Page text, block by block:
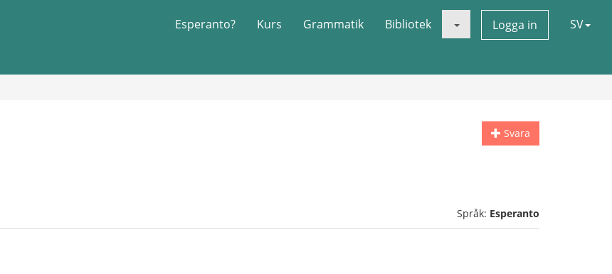
Esperanto? Kurs Grammatik Bibliotek Logga in SV
Svara
Språk: Esperanto